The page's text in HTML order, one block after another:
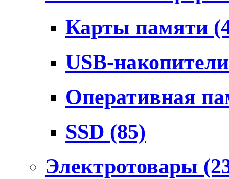
Карты памяти
USB-
Оперативная
SSD (85)
Электротовары